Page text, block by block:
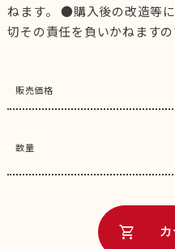
ねます。 ●購入後の改造等
切その責任を負いかねますの
販売価格
数量
shopping_cart